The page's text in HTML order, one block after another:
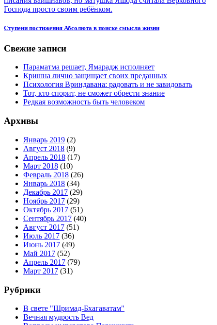
Ступени постижения Абсолюта в поиске смысла жизни
Свежие записи
Параматма решает, Ямарадж исполняет
Кришна лично защищает своих преданных
Психология Вриндавана: радовать и не завидовать
Тот, кто спорит, не сможет обрести знание
Редкая возможность быть человеком
Архивы
Январь 2019 (2)
Август 2018 (9)
Апрель 2018 (17)
Март 2018 (10)
Февраль 2018 (26)
Январь 2018 (34)
Декабрь 2017 (29)
Ноябрь 2017 (29)
Октябрь 2017 (51)
Сентябрь 2017 (40)
Август 2017 (51)
Июль 2017 (36)
Июнь 2017 (49)
Май 2017 (52)
Апрель 2017 (79)
Март 2017 (31)
Рубрики
В свете "Шримад-Бхагаватам"
Вечная мудрость Вед